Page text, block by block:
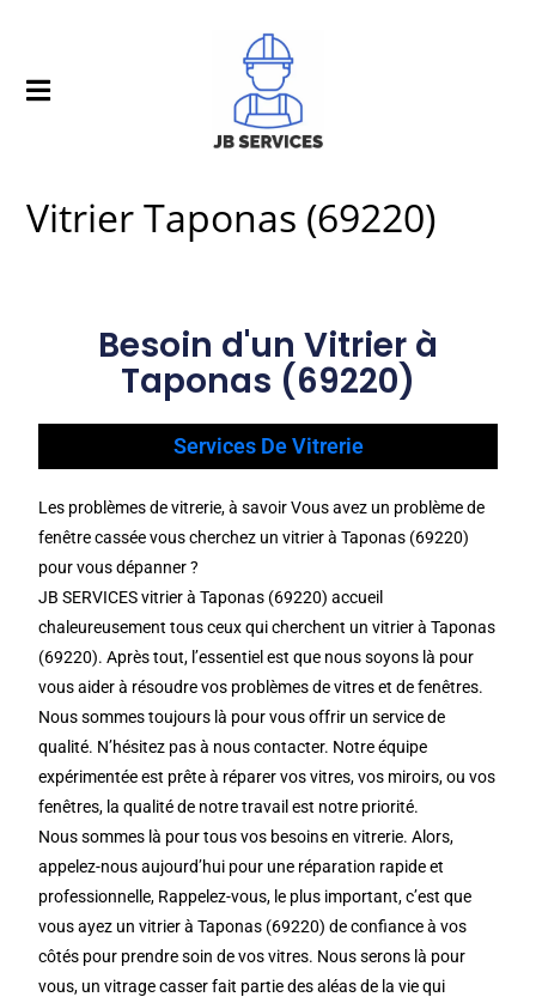
Vitrier Taponas (69220)
Besoin d'un Vitrier à
Taponas (69220)
Services De Vitrerie
Les problèmes de vitrerie, à savoir Vous avez un problème de
fenêtre cassée vous cherchez un vitrier à Taponas (69220)
pour vous dépanner ?
JB SERVICES vitrier à Taponas (69220) accueil
chaleureusement tous ceux qui cherchent un vitrier à Taponas
(69220). Après tout, l’essentiel est que nous soyons là pour
vous aider à résoudre vos problèmes de vitres et de fenêtres.
Nous sommes toujours là pour vous offrir un service de
qualité. N’hésitez pas à nous contacter. Notre équipe
expérimentée est prête à réparer vos vitres, vos miroirs, ou vos
fenêtres, la qualité de notre travail est notre priorité.
Nous sommes là pour tous vos besoins en vitrerie. Alors,
appelez-nous aujourd’hui pour une réparation rapide et
professionnelle, Rappelez-vous, le plus important, c’est que
vous ayez un vitrier à Taponas (69220) de confiance à vos
côtés pour prendre soin de vos vitres. Nous serons là pour
vous, un vitrage casser fait partie des aléas de la vie qui